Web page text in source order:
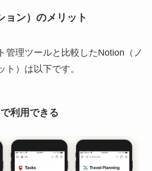
ョン）のメリット
管理ツールと比較したNotion（ノ
ト）は以下です。
利用できる